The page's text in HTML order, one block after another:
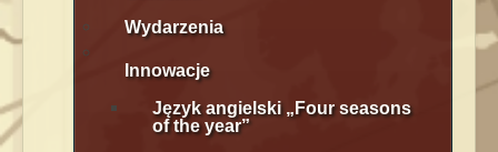
Wydarzenia
Innowacje
Język angielski „Four seasons
of the year”